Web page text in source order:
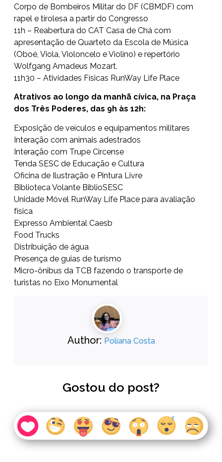
Corpo de Bombeiros Militar do DF (CBMDF) com
rapel e tirolesa a partir do Congresso
11h – Reabertura do CAT Casa de Chá com
apresentação de Quarteto da Escola de Música
(Oboé, Viola, Violoncelo e Violino) e repertório
Wolfgang Amadeus Mozart.
11h30 – Atividades Físicas RunWay Life Place
Atrativos ao longo da manhã cívica, na Praça
dos Três Poderes, das 9h às 12h:
Exposição de veículos e equipamentos militares
Interação com animais adestrados
Interação com Trupe Circense
Tenda SESC de Educação e Cultura
Oficina de Ilustração e Pintura Livre
Biblioteca Volante BiblioSESC
Unidade Móvel RunWay Life Place para avaliação
física
Expresso Ambiental Caesb
Food Trucks
Distribuição de água
Presença de guias de turismo
Micro-ônibus da TCB fazendo o transporte de
turistas no Eixo Monumental
Author: Poliana Costa
Gostou do post?